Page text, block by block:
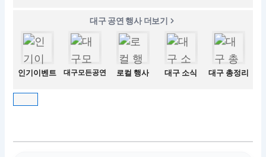
대구 공연 행사 더보기
인기이벤트 대구모든공연 로컬 행사 대구 소식 대구 총정리